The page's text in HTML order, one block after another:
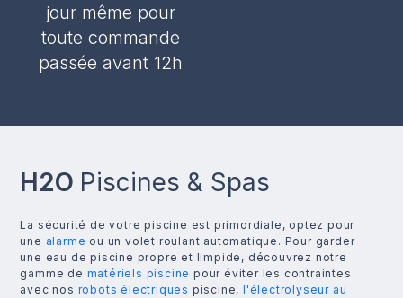
jour même pour
toute commande
passée avant 12h
H2O Piscines & Spas
La sécurité de votre piscine est primordiale, optez pour
une alarme ou un volet roulant automatique. Pour garder
une eau de piscine propre et limpide, découvrez notre
gamme de matériels piscine pour éviter les contraintes
avec nos robots électriques piscine, l'électrolyseur au